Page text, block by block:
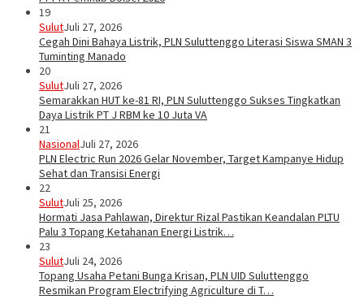
19
SulutJuli 27, 2026
Cegah Dini Bahaya Listrik, PLN Suluttenggo Literasi Siswa SMAN 3
Tuminting Manado
20
SulutJuli 27, 2026
Semarakkan HUT ke-81 RI, PLN Suluttenggo Sukses Tingkatkan
Daya Listrik PT J RBM ke 10 Juta VA
21
NasionalJuli 27, 2026
PLN Electric Run 2026 Gelar November, Target Kampanye Hidup
Sehat dan Transisi Energi
22
SulutJuli 25, 2026
Hormati Jasa Pahlawan, Direktur Rizal Pastikan Keandalan PLTU
Palu 3 Topang Ketahanan Energi Listrik…
23
SulutJuli 24, 2026
Topang Usaha Petani Bunga Krisan, PLN UID Suluttenggo
Resmikan Program Electrifying Agriculture di T…